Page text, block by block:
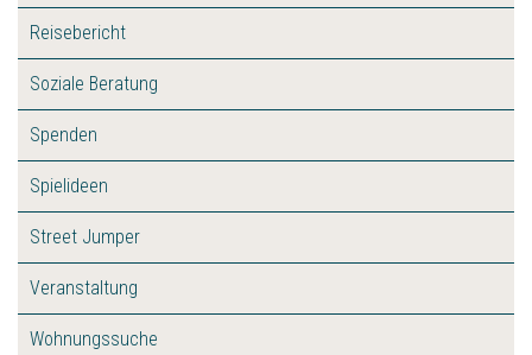
Reisebericht
Soziale Beratung
Spenden
Spielideen
Street Jumper
Veranstaltung
Wohnungssuche